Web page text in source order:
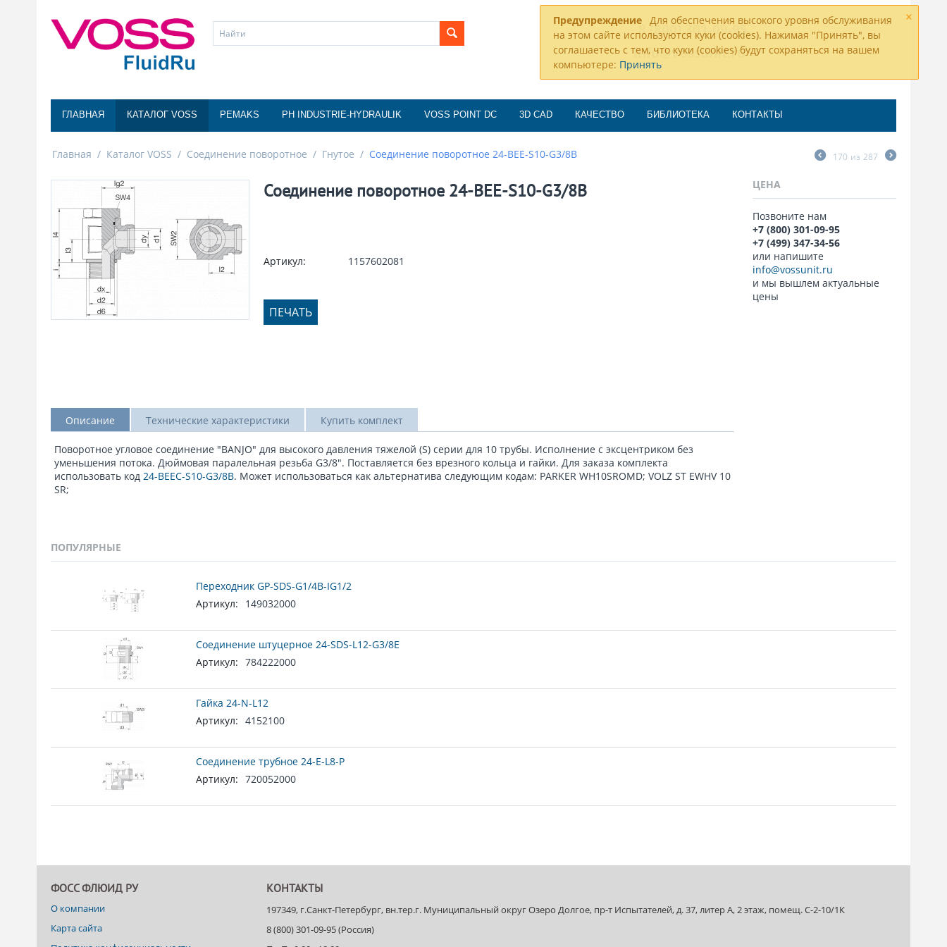
×
Предупреждение Для обеспечения высокого уровня обслуживания
на этом сайте используются куки (cookies). Нажимая "Принять", вы
соглашаетесь с тем, что куки (cookies) будут сохраняться на вашем
компьютере: Принять
8 (800) 301-09-95
info@vossunit.ru
ГЛАВНАЯ КАТАЛОГ VOSS PEMAKS PH INDUSTRIE-HYDRAULIK VOSS POINT DC 3D CAD КАЧЕСТВО БИБЛИОТЕКА КОНТАКТЫ
Главная / Каталог VOSS / Соединение поворотное / Гнутое / Соединение поворотное 24-BEE-S10-G3/8B 170 из 287
Соединение поворотное 24-BEE-S10-G3/8B
Артикул: 1157602081
ПЕЧАТЬ
Описание Технические характеристики Купить комплект
Поворотное угловое соединение "BANJO" для высокого давления тяжелой (S) серии для 10 трубы. Исполнение с эксцентриком без
уменьшения потока. Дюймовая паралельная резьба G3/8". Поставляется без врезного кольца и гайки. Для заказа комплекта
использовать код 24-BEEC-S10-G3/8B. Может использоваться как альтернатива следующим кодам: PARKER WH10SROMD; VOLZ ST EWHV 10
SR;
ЦЕНА
Позвоните нам
+7 (800) 301-09-95
+7 (499) 347-34-56
или напишите
info@vossunit.ru
и мы вышлем актуальные
цены
ПОПУЛЯРНЫЕ
Переходник GP-SDS-G1/4B-IG1/2
Артикул:
149032000
Соединение штуцерное 24-SDS-L12-G3/8E
Артикул: 784222000
Гайка 24-N-L12
Артикул: 4152100
Соединение трубное 24-E-L8-P
Артикул: 720052000
ФОСС ФЛЮИД РУ
О компании
Карта сайта
КОНТАКТЫ
197349, г.Санкт-Петербург, вн.тер.г. Муниципальный округ Озеро Долгое, пр-т Испытателей, д. 37, литер А, 2 этаж, помещ. С-2-10/1К
8 (800) 301-09-95 (Россия)